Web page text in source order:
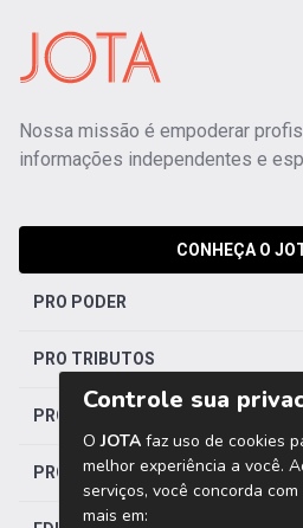
Nossa missão é empoderar
informações independentes e
CONHEÇA O
PRO PODER
PRO TRIBUTOS
PRO TRABALHISTA
PRO SAÚDE